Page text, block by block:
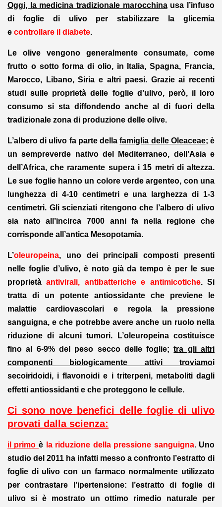
Oggi, la medicina tradizionale marocchinausa l’infuso
di foglie di ulivo per stabilizzare la glicemia
e controllare il diabete.
Le olive vengono generalmente consumate, come
frutto o sotto forma di olio, in Italia, Spagna, Francia,
Marocco, Libano, Siria e altri paesi. Grazie ai recenti
studi sulle proprietà delle foglie d’ulivo, però, il loro
consumo si sta diffondendo anche al di fuori della
tradizionale zona di produzione delle olive.
L’albero di ulivo fa parte dellafamiglia delle Oleaceae; è
un sempreverde nativo del Mediterraneo, dell’Asia e
dell’Africa, che raramente supera i 15 metri di altezza.
Le sue foglie hanno un colore verde argenteo, con una
lunghezza di 4-10 centimetri e una larghezza di 1-3
centimetri. Gli scienziati ritengono che l’albero di ulivo
sia nato all’incirca 7000 anni fa nella regione che
corrisponde all’antica Mesopotamia.
L’oleuropeina, uno dei principali composti presenti
nelle foglie d’ulivo, è noto già da tempo è per le sue
proprietàantivirali, antibatteriche e antimicotiche. Si
tratta di un potente antiossidante che previene le
malattie cardiovascolari e regola la pressione
sanguigna, e che potrebbe avere anche un ruolo nella
riduzione di alcuni tumori. L’oleuropeina costituisce
fino al 6-9% del peso secco delle foglie;tra gli altri
componenti biologicamente attivi troviamoi
secoiridoidi, i flavonoidi e i triterpeni, metaboliti dagli
effetti antiossidanti e che proteggono le cellule.
Ci sono nove benefici delle foglie di ulivo
provati dalla scienza:
il primo è la riduzione della pressione sanguigna. Uno
studio del 2011 ha infatti messo a confronto l’estratto di
foglie di ulivo con un farmaco normalmente utilizzato
per contrastare l’ipertensione: l’estratto di foglie di
ulivo si è mostrato un ottimo rimedio naturale per